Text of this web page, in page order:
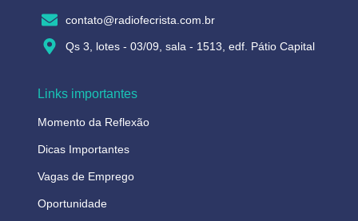
contato@radiofecrista.com.br
Qs 3, lotes - 03/09, sala - 1513, edf. Pátio Capital
Links importantes
Momento da Reflexão
Dicas Importantes
Vagas de Emprego
Oportunidade